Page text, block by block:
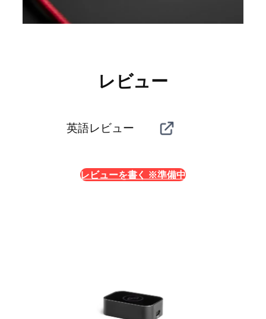
レビュー
英語レビュー
レビューを書く ※準備中